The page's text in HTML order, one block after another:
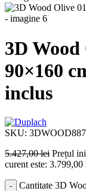
3D
90×160
inclus
SKU: 3DWOOD887
5.427,00lei Prețul
curent este: 3.799,00
Cantitate 3D